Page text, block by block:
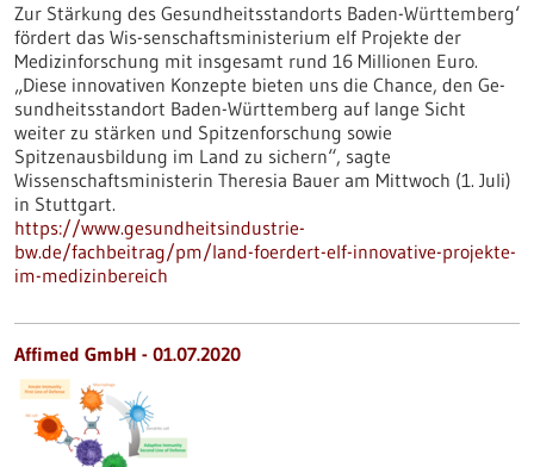
Zur Stärkung des Gesundheitsstandorts Baden-Württemberg‘
fördert das Wis-senschaftsministerium elf Projekte der
Medizinforschung mit insgesamt rund 16 Millionen Euro.
„Diese innovativen Konzepte bieten uns die Chance, den Ge-
sundheitsstandort Baden-Württemberg auf lange Sicht
weiter zu stärken und Spitzenforschung sowie
Spitzenausbildung im Land zu sichern“, sagte
Wissenschaftsministerin Theresia Bauer am Mittwoch (1. Juli)
in Stuttgart.
https://www.gesundheitsindustrie-
bw.de/fachbeitrag/pm/land-foerdert-elf-innovative-projekte-
im-medizinbereich
Affimed GmbH - 01.07.2020